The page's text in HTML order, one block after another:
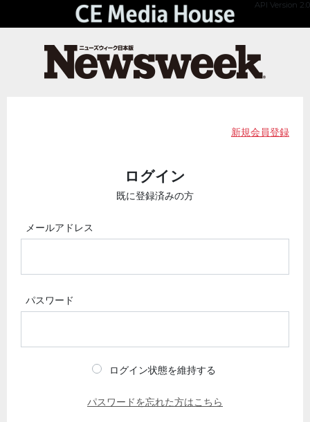
API Version 2.0
新規会員登録
ログイン
既に登録済みの方
メールアドレス
パスワード
ログイン状態を維持する
パスワードを忘れた方はこちら